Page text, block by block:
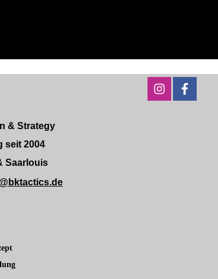
& Strategy
2004
Saarlouis